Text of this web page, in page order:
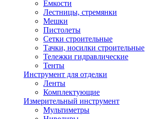
Емкости
Лестницы, стремянки
Мешки
Пистолеты
Сетки строительные
Тачки, носилки строительные
Тележки гидравлические
Тенты
Инструмент для отделки
Ленты
Комплектующие
Измерительный инструмент
Мультиметры